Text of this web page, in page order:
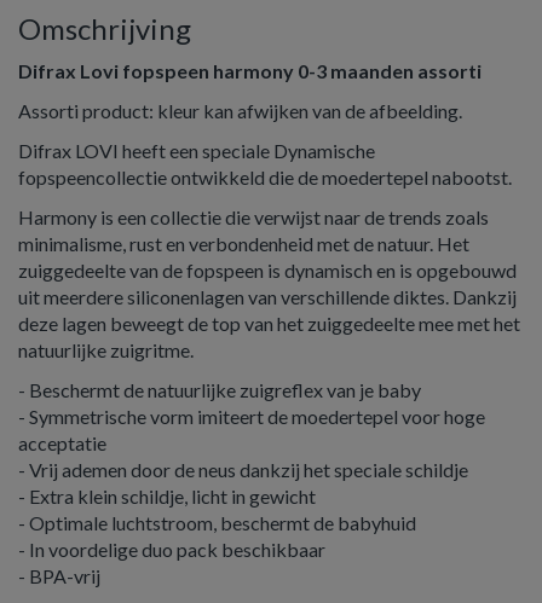
Omschrijving
Difrax Lovi fopspeen harmony 0-3 maanden assorti
Assorti product: kleur kan afwijken van de afbeelding.
Difrax LOVI heeft een speciale Dynamische
fopspeencollectie ontwikkeld die de moedertepel nabootst.
Harmony is een collectie die verwijst naar de trends zoals
minimalisme, rust en verbondenheid met de natuur. Het
zuiggedeelte van de fopspeen is dynamisch en is opgebouwd
uit meerdere siliconenlagen van verschillende diktes. Dankzij
deze lagen beweegt de top van het zuiggedeelte mee met het
natuurlijke zuigritme.
- Beschermt de natuurlijke zuigreflex van je baby
- Symmetrische vorm imiteert de moedertepel voor hoge
acceptatie
- Vrij ademen door de neus dankzij het speciale schildje
- Extra klein schildje, licht in gewicht
- Optimale luchtstroom, beschermt de babyhuid
- In voordelige duo pack beschikbaar
- BPA-vrij